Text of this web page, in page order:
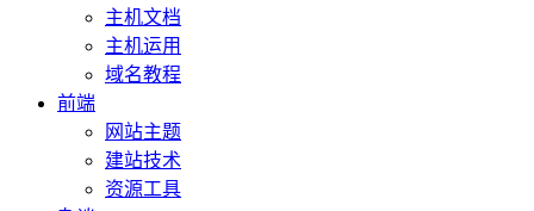
主机文档
主机运用
域名教程
前端
网站主题
建站技术
资源工具